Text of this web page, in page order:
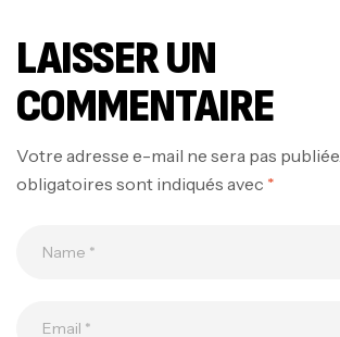
LAISSER UN
COMMENTAIRE
Votre adresse e-mail ne sera pas publiée.
obligatoires sont indiqués avec *